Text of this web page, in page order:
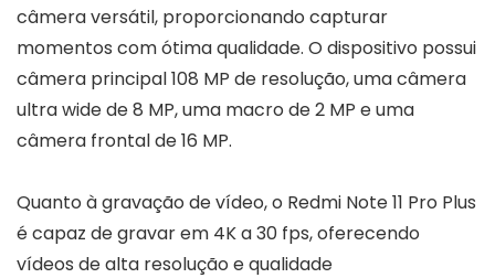
câmera versátil, proporcionando capturar
momentos com ótima qualidade. O dispositivo possui
câmera principal 108 MP de resolução, uma câmera
ultra wide de 8 MP, uma macro de 2 MP e uma
câmera frontal de 16 MP.
Quanto à gravação de vídeo, o Redmi Note 11 Pro Plus
é capaz de gravar em 4K a 30 fps, oferecendo
vídeos de alta resolução e qualidade